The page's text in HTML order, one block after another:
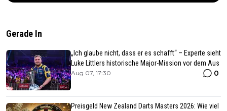
Gerade In
„Ich glaube nicht, dass er es schafft“ – Experte sieht
Luke Littlers historische Major-Mission vor dem Aus
Aug 07, 17:30 0
Preisgeld New Zealand Darts Masters 2026: Wie viel